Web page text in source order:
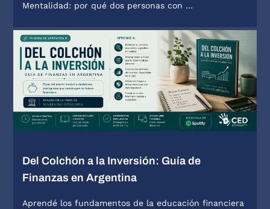
Mentalidad: por qué dos personas con …
Del Colchón a la Inversión: Guía de
Finanzas en Argentina
Aprendé los fundamentos de la educación financiera